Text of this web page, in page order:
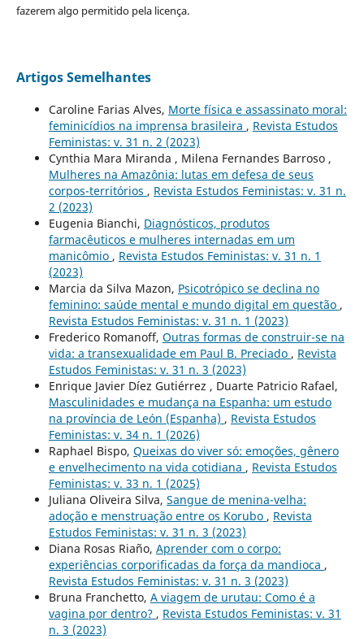
fazerem algo permitido pela licença.
Artigos Semelhantes
Caroline Farias Alves, Morte física e assassinato moral:
feminicídios na imprensa brasileira , Revista Estudos
Feministas: v. 31 n. 2 (2023)
Cynthia Mara Miranda , Milena Fernandes Barroso ,
Mulheres na Amazônia: lutas em defesa de seus
corpos-territórios , Revista Estudos Feministas: v. 31 n.
2 (2023)
Eugenia Bianchi, Diagnósticos, produtos
farmacêuticos e mulheres internadas em um
manicômio , Revista Estudos Feministas: v. 31 n. 1
(2023)
Marcia da Silva Mazon, Psicotrópico se declina no
feminino: saúde mental e mundo digital em questão ,
Revista Estudos Feministas: v. 31 n. 1 (2023)
Frederico Romanoff, Outras formas de construir-se na
vida: a transexualidade em Paul B. Preciado , Revista
Estudos Feministas: v. 31 n. 3 (2023)
Enrique Javier Díez Gutiérrez , Duarte Patricio Rafael,
Masculinidades e mudança na Espanha: um estudo
na província de León (Espanha) , Revista Estudos
Feministas: v. 34 n. 1 (2026)
Raphael Bispo, Queixas do viver só: emoções, gênero
e envelhecimento na vida cotidiana , Revista Estudos
Feministas: v. 33 n. 1 (2025)
Juliana Oliveira Silva, Sangue de menina-velha:
adoção e menstruação entre os Korubo , Revista
Estudos Feministas: v. 31 n. 3 (2023)
Diana Rosas Riaño, Aprender com o corpo:
experiências corporificadas da força da mandioca ,
Revista Estudos Feministas: v. 31 n. 3 (2023)
Bruna Franchetto, A viagem de urutau: Como é a
vagina por dentro? , Revista Estudos Feministas: v. 31
n. 3 (2023)